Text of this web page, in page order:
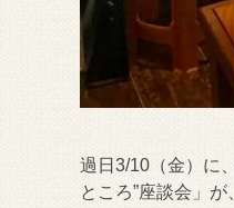
過日3/10（金）に
ところ”座談会」